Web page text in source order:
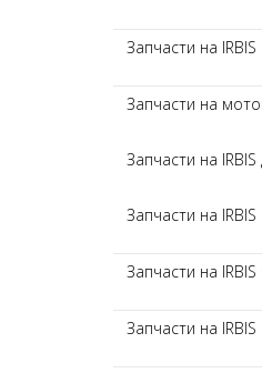
Запчасти на IRBIS
Запчасти на
Запчасти на
Запчасти на IRBIS
Запчасти на IRBIS
Запчасти на IRBIS